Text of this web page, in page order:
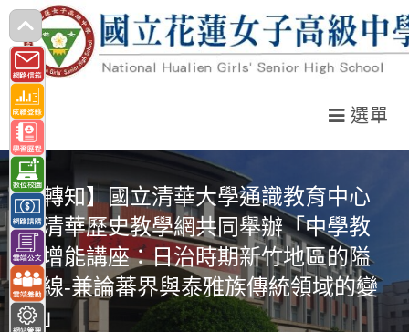
跳
轉
至
主
要
內
容
選單
【轉知】國立清華大學通識教育中心
與清華歷史教學網共同舉辦「中學教
師增能講座：日治時期新竹地區的隘
勇線-兼論蕃界與泰雅族傳統領域的變
化」